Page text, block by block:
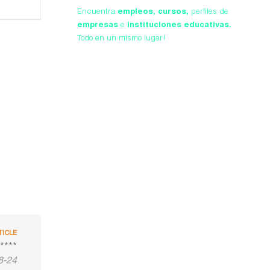
24
Encuentra empleos, cursos, perfiles de
empresas e instituciones educativas.
Todo en un mismo lugar!